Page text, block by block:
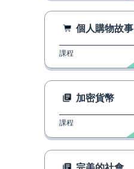
個人購物故事
課程
加密貨幣
課程